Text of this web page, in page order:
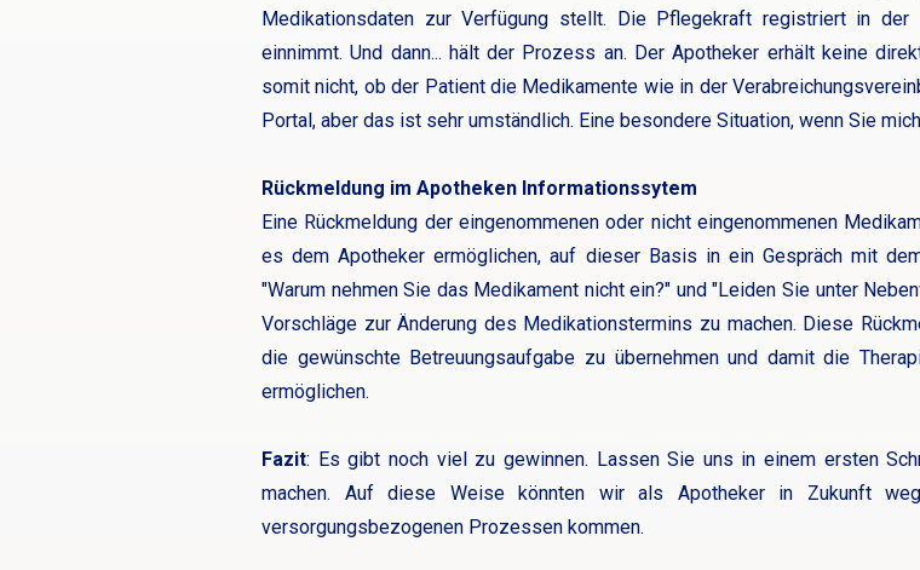
Medikationsdaten zur Verfügung stellt. Die Pflegekraft registriert in
einnimmt. Und dann... hält der Prozess an. Der Apotheker erhält keine
somit nicht, ob der Patient die Medikamente wie in der
Portal, aber das ist sehr umständlich. Eine besondere Situation, wenn Sie
Rückmeldung im Apotheken Informationssytem
Eine Rückmeldung der eingenommenen oder nicht eingenommenen
es dem Apotheker ermöglichen, auf dieser Basis in ein Gespräch mit
"Warum nehmen Sie das Medikament nicht ein?" und "Leiden Sie unter
Vorschläge zur Änderung des Medikationstermins zu machen. Diese
die gewünschte Betreuungsaufgabe zu übernehmen und damit die
ermöglichen.
Fazit: Es gibt noch viel zu gewinnen. Lassen Sie uns in einem ersten
machen. Auf diese Weise könnten wir als Apotheker in Zukunft
versorgungsbezogenen Prozessen kommen.